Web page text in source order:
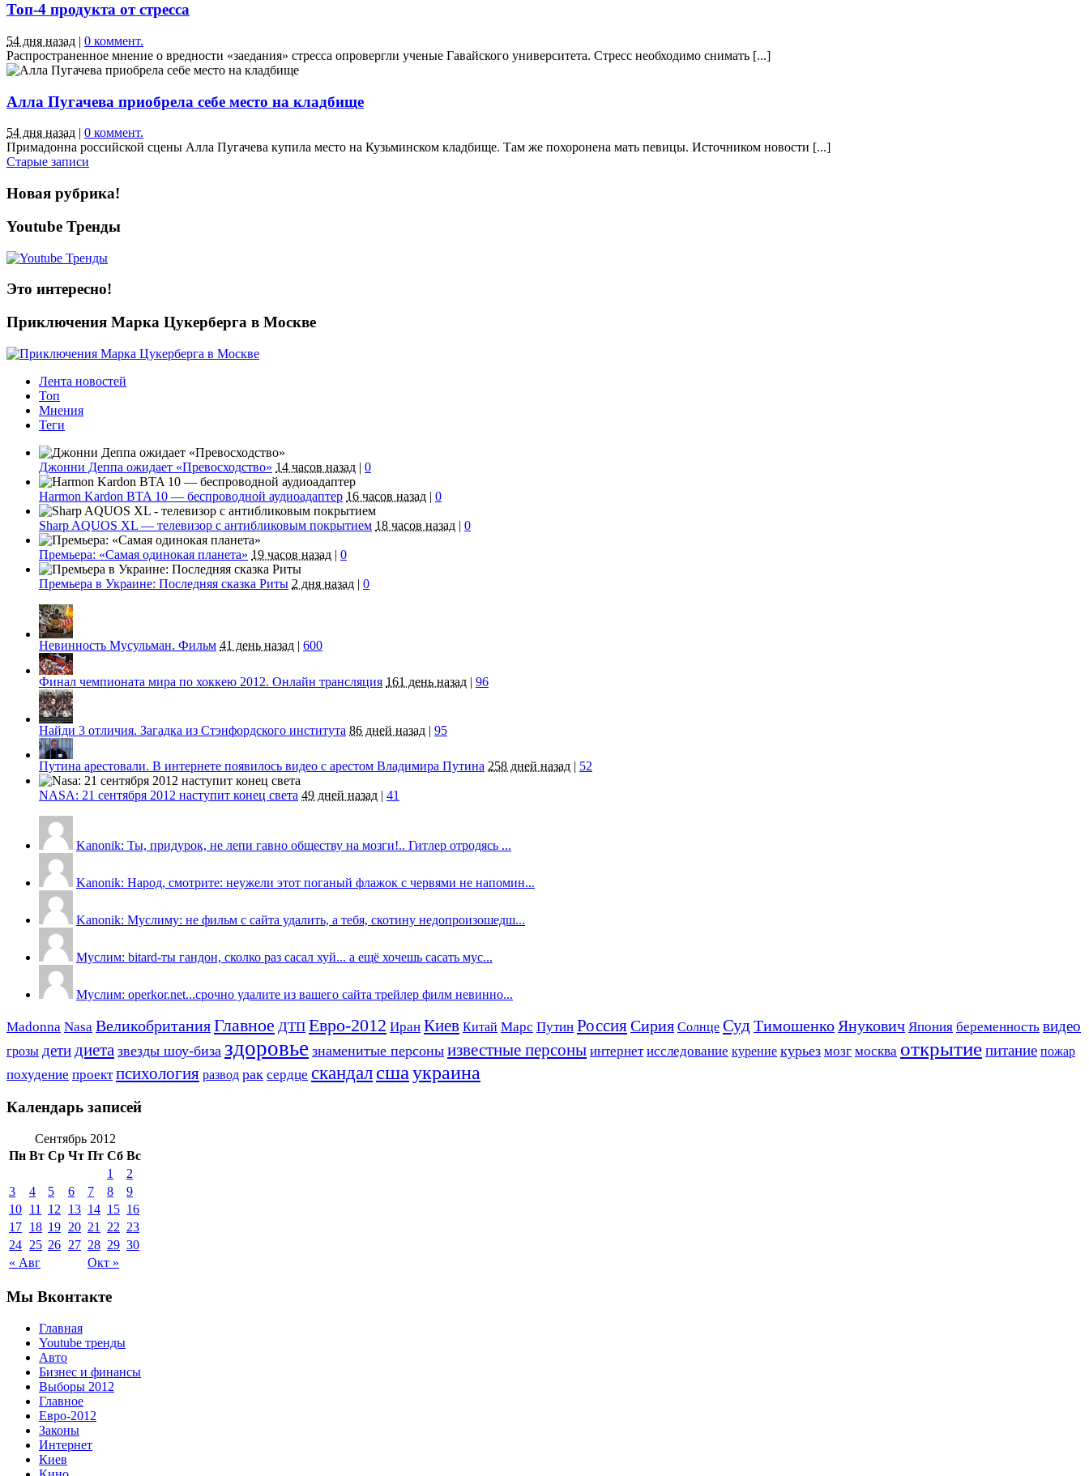
Топ-4 продукта от стресса
54 дня назад | 0 коммент.
Распространенное мнение о вредности «заедания» стресса опровергли ученые Гавайского университета. Стресс необходимо снимать [...]
Алла Пугачева приобрела себе место на кладбище
54 дня назад | 0 коммент.
Примадонна российской сцены Алла Пугачева купила место на Кузьминском кладбище. Там же похоронена мать певицы. Источником новости [...]
Старые записи
Новая рубрика!
Youtube Тренды
Это интересно!
Приключения Марка Цукерберга в Москве
Лента новостей
Топ
Мнения
Теги
Джонни Деппа ожидает «Превосходство» 14 часов назад | 0
Harmon Kardon BTA 10 — беспроводной аудиоадаптер 16 часов назад | 0
Sharp AQUOS XL — телевизор с антибликовым покрытием 18 часов назад | 0
Премьера: «Самая одинокая планета» 19 часов назад | 0
Премьера в Украине: Последняя сказка Риты 2 дня назад | 0
Невинность Мусульман. Фильм 41 день назад | 600
Финал чемпионата мира по хоккею 2012. Онлайн трансляция 161 день назад | 96
Найди 3 отличия. Загадка из Стэнфордского института 86 дней назад | 95
Путина арестовали. В интернете появилось видео с арестом Владимира Путина 258 дней назад | 52
NASA: 21 сентября 2012 наступит конец света 49 дней назад | 41
Kanonik: Ты, придурок, не лепи гавно обществу на мозги!.. Гитлер отродясь ...
Kanonik: Народ, смотрите: неужели этот поганый флажок с червями не напомин...
Kanonik: Муслиму: не фильм с сайта удалить, а тебя, скотину недопроизошедш...
Муслим: bitard-ты гандон, сколко раз сасал хуй... а ещё хочешь сасать мус...
Муслим: operkor.net...срочно удалите из вашего сайта трейлер филм невинно...
Madonna Nasa ВеликобританияГлавное ДТП Евро-2012 Иран Киев Китай Марс Путин РоссияСирия Солнце Суд Тимошенко Янукович Япония беременность видео
грозы дети диета звезды шоу-биза здоровье знаменитые персоны известные персоны интернет исследование курение курьез мозг москва открытиепитание пожар
похудение проект психология развод рак сердце скандал сшаукраина
Календарь записей
Сентябрь 2012
Пн Вт Ср Чт Пт Сб Вс
« Авг Окт »
1
2
3
4 5 6 7 8
9
10 11 12 13 14 15 16
17 18 19 20 21 22 23
24 25 26 27 28 29 30
Мы Вконтакте
Главная
Youtube тренды
Авто
Бизнес и финансы
Выборы 2012
Главное
Евро-2012
Законы
Интернет
Киев